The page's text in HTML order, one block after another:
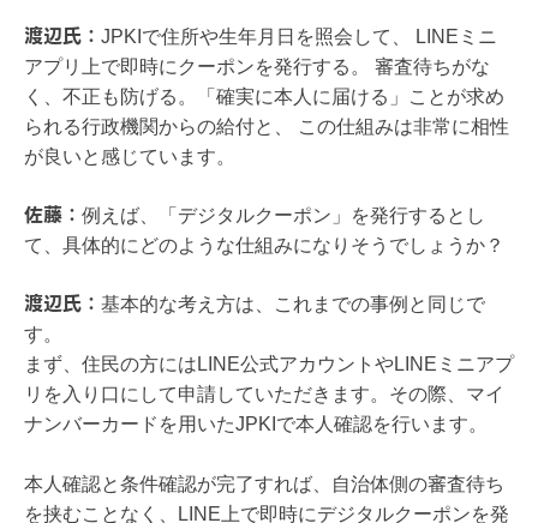
渡辺氏： JPKIで住所や生年月日を照会して、 LINEミニ
アプリ上で即時にクーポンを発行する。 審査待ちがな
く、不正も防げる。「確実に本人に届ける」ことが求め
られる行政機関からの給付と、 この仕組みは非常に相性
が良いと感じています。
佐藤： 例えば、「デジタルクーポン」を発行するとし
て、具体的にどのような仕組みになりそうでしょうか？
渡辺氏： 基本的な考え方は、これまでの事例と同じで
す。
まず、住民の方にはLINE公式アカウントやLINEミニアプ
リを入り口にして申請していただきます。その際、マイ
ナンバーカードを用いたJPKIで本人確認を行います。
本人確認と条件確認が完了すれば、自治体側の審査待ち
を挟むことなく、LINE上で即時にデジタルクーポンを発